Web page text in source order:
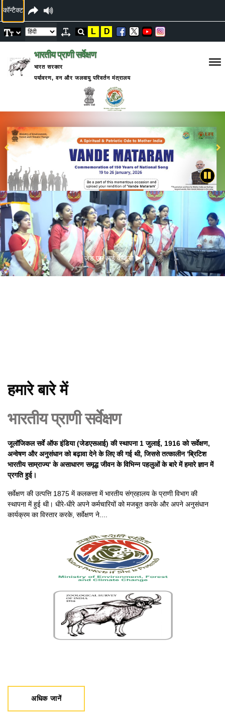
कॉन्टैक्ट
L D
भारतीय प्राणी सर्वेक्षण
भारत सरकार
पर्यावरण, वन और जलवायु परिवर्तन मंत्रालय
2025
जेड एस आई वीडियो
हमारे बारे में
भारतीय प्राणी सर्वेक्षण
जूलॉजिकल सर्वे ऑफ इंडिया (जेडएसआई) की स्थापना 1 जुलाई, 1916 को सर्वेक्षण,
अन्वेषण और अनुसंधान को बढ़ावा देने के लिए की गई थी, जिससे तत्कालीन 'ब्रिटिश
भारतीय साम्राज्य' के असाधारण समृद्ध जीवन के विभिन्न पहलुओं के बारे में हमारे ज्ञान में
प्रगति हुई।
सर्वेक्षण की उत्पत्ति 1875 में कलकत्ता में भारतीय संग्रहालय के प्राणी विभाग की
स्थापना में हुई थी। धीरे-धीरे अपने कर्मचारियों को मजबूत करके और अपने अनुसंधान
कार्यक्रम का विस्तार करके, सर्वेक्षण ने....
अधिक जानें